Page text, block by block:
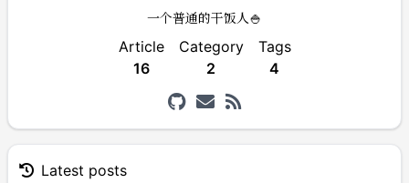
一个普通的干饭人🍚
Article
16
Category
2
Tags
4
Latest posts